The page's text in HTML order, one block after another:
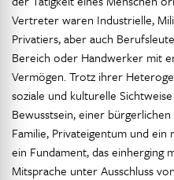
Vertreter waren Industrielle,
Privatiers, aber auch
Bereich oder Handwerker mit
Vermögen. Trotz ihrer
soziale und kulturelle
Bewusstsein, einer
Familie, Privateigentum und ein
ein Fundament, das einherging
Mitsprache unter Ausschluss